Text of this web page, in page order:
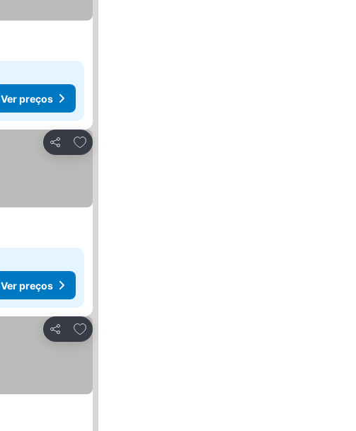
Ver preços
Partilhar
Adicionar aos favoritos
Ver preços
Partilhar
Adicionar aos favoritos